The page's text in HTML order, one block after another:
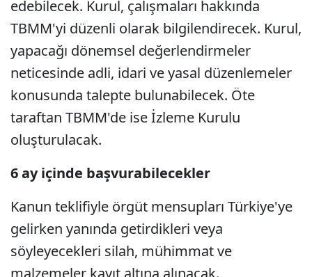
edebilecek. Kurul, çalışmaları hakkında
TBMM'yi düzenli olarak bilgilendirecek. Kurul,
yapacağı dönemsel değerlendirmeler
neticesinde adli, idari ve yasal düzenlemeler
konusunda talepte bulunabilecek. Öte
taraftan TBMM'de ise İzleme Kurulu
oluşturulacak.
6 ay içinde başvurabilecekler
Kanun teklifiyle örgüt mensupları Türkiye'ye
gelirken yanında getirdikleri veya
söyleyecekleri silah, mühimmat ve
malzemeler kayıt altına alınacak.